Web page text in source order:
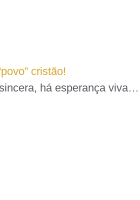
cristão!
há esperança viva…